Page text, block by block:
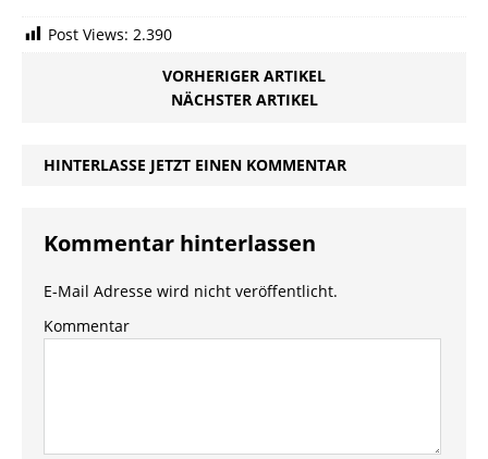
Post Views: 2.390
VORHERIGER ARTIKEL
NÄCHSTER ARTIKEL
HINTERLASSE JETZT EINEN KOMMENTAR
Kommentar hinterlassen
E-Mail Adresse wird nicht veröffentlicht.
Kommentar